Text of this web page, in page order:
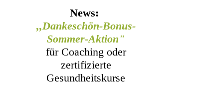
News:
,,Dankeschön-Bonus-
Sommer-Aktion"
für Coaching oder
zertifizierte
Gesundheitskurse